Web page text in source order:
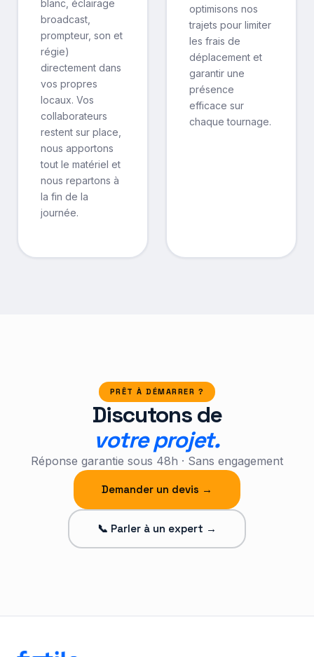
blanc, éclairage
broadcast,
prompteur, son et
régie)
directement dans
vos propres
locaux. Vos
collaborateurs
restent sur place,
nous apportons
tout le matériel et
nous repartons à
la fin de la
journée.
optimisons nos
trajets pour limiter
les frais de
déplacement et
garantir une
présence
efficace sur
chaque tournage.
PRÊT À DÉMARRER ?
Discutons de
votre projet.
Réponse garantie sous 48h · Sans engagement
Demander un devis →
📞 Parler à un expert →